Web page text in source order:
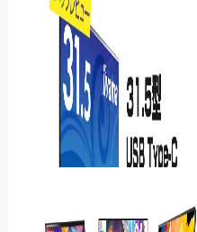
iiyamaのProLite
XB2497HSN-B1Jレビュー
｜USB-C 1本で給電…
Acer Nitro